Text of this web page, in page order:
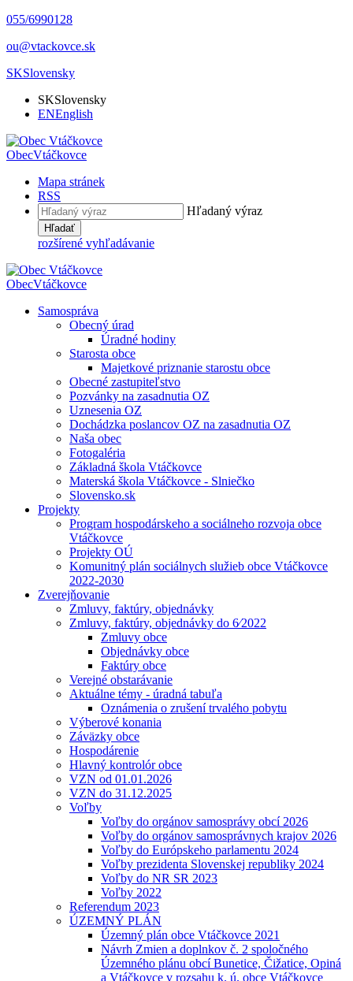
055/6990128
ou@vtackovce.sk
SKSlovensky
SKSlovensky
ENEnglish
ObecVtáčkovce
Mapa stránek
RSS
Hľadaný výraz
Hľadať
rozšírené vyhľadávanie
ObecVtáčkovce
Samospráva
Obecný úrad
Úradné hodiny
Starosta obce
Majetkové priznanie starostu obce
Obecné zastupiteľstvo
Pozvánky na zasadnutia OZ
Uznesenia OZ
Dochádzka poslancov OZ na zasadnutia OZ
Naša obec
Fotogaléria
Základná škola Vtáčkovce
Materská škola Vtáčkovce - Slniečko
Slovensko.sk
Projekty
Program hospodárskeho a sociálneho rozvoja obce
Vtáčkovce
Projekty OÚ
Komunitný plán sociálnych služieb obce Vtáčkovce
2022-2030
Zverejňovanie
Zmluvy, faktúry, objednávky
Zmluvy, faktúry, objednávky do 6⁄2022
Zmluvy obce
Objednávky obce
Faktúry obce
Verejné obstarávanie
Aktuálne témy - úradná tabuľa
Oznámenia o zrušení trvalého pobytu
Výberové konania
Záväzky obce
Hospodárenie
Hlavný kontrolór obce
VZN od 01.01.2026
VZN do 31.12.2025
Voľby
Voľby do orgánov samosprávy obcí 2026
Voľby do orgánov samosprávnych krajov 2026
Voľby do Európskeho parlamentu 2024
Voľby prezidenta Slovenskej republiky 2024
Voľby do NR SR 2023
Voľby 2022
Referendum 2023
ÚZEMNÝ PLÁN
Územný plán obce Vtáčkovce 2021
Návrh Zmien a doplnkov č. 2 spoločného
Územného plánu obcí Bunetice, Čižatice, Opiná
a Vtáčkovce v rozsahu k. ú. obce Vtáčkovce